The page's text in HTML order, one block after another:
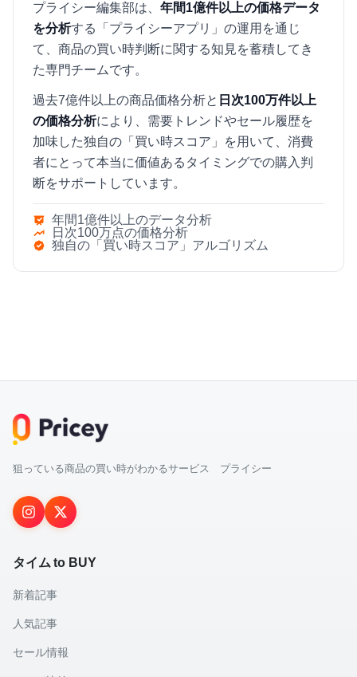
プライシー編集部は、 年間1億件以上の価格データ
を分析する「プライシーアプリ」の運用を通じ
て、商品の買い時判断に関する知見を蓄積してき
た専門チームです。
過去7億件以上の商品価格分析と 日次100万件以上
の価格分析により、需要トレンドやセール履歴を
加味した独自の「買い時スコア」を用いて、消費
者にとって本当に価値あるタイミングでの購入判
断をサポートしています。
年間1億件以上のデータ分析
日次100万点の価格分析
独自の「買い時スコア」アルゴリズム
狙っている商品の買い時がわかるサービス プライシー
タイム to BUY
新着記事
人気記事
セール情報